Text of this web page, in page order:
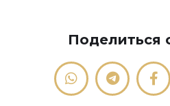
Поделиться